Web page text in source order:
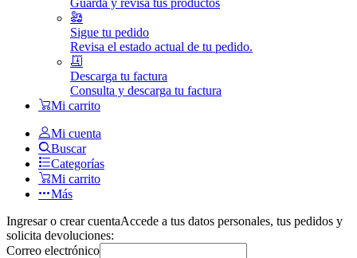
Guarda y revisa tus productos
Sigue tu pedido
Revisa el estado actual de tu pedido.
Descarga tu factura
Consulta y descarga tu factura
Mi carrito
Mi cuenta
Buscar
Categorías
Mi carrito
Más
Ingresar o crear cuentaAccede a tus datos personales, tus pedidos y
solicita devoluciones:
Correo electrónico